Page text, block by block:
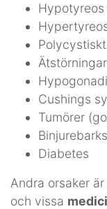
Ätstörningar
Cushings
Tumörer
Diabetes
Andra orsaker är
och vissa